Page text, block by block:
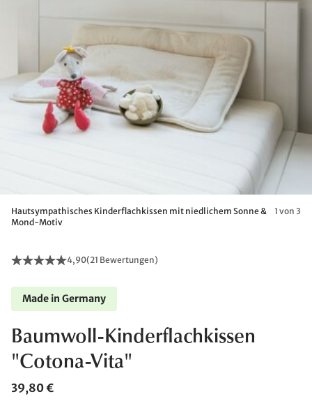
Hautsympathisches Kinderflachkissen mit niedlichem Sonne &
Mond-Motiv
1 von 3
4,90(21 Bewertungen)
Made in Germany
Baumwoll-Kinderflachkissen
"Cotona-Vita"
39,80 €